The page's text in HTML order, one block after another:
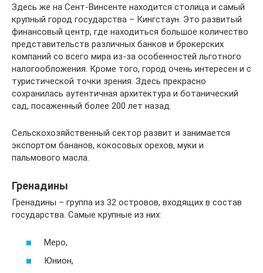
Здесь же на Сент-Винсенте находится столица и самый
крупный город государства – Кингстаун. Это развитый
финансовый центр, где находиться большое количество
представительств различных банков и брокерских
компаний со всего мира из-за особенностей льготного
налогообложения. Кроме того, город очень интересен и с
туристической точки зрения. Здесь прекрасно
сохранилась аутентичная архитектура и ботанический
сад, посаженный более 200 лет назад.
Сельскохозяйственный сектор развит и занимается
экспортом бананов, кокосовых орехов, муки и
пальмового масла.
Гренадины
Гренадины – группа из 32 островов, входящих в состав
государства. Самые крупные из них:
Меро,
Юнион,